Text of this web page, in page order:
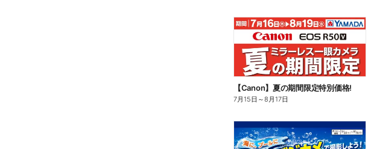
【Canon】夏の期間限定特別価格!
7月15日 ～8月17日